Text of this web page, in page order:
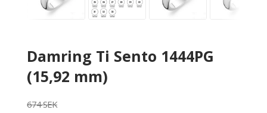
Damring Ti Sento 1444PG
(15,92 mm)
674 SEK